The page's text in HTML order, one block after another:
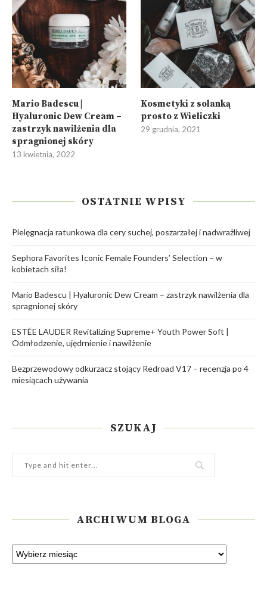
Mario Badescu |
Hyaluronic Dew Cream –
zastrzyk nawilżenia dla
spragnionej skóry
13 kwietnia, 2022
Kosmetyki z solanką
prosto z Wieliczki
29 grudnia, 2021
OSTATNIE WPISY
Pielęgnacja ratunkowa dla cery suchej, poszarzałej i nadwrażliwej
Sephora Favorites Iconic Female Founders’ Selection – w
kobietach siła!
Mario Badescu | Hyaluronic Dew Cream – zastrzyk nawilżenia dla
spragnionej skóry
ESTÉE LAUDER Revitalizing Supreme+ Youth Power Soft |
Odmłodzenie, ujędrnienie i nawilżenie
Bezprzewodowy odkurzacz stojący Redroad V17 – recenzja po 4
miesiącach używania
SZUKAJ
ARCHIWUM BLOGA